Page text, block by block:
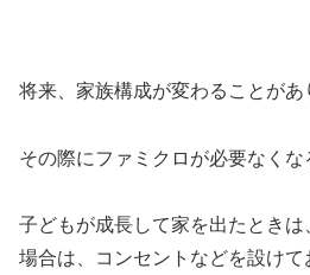
将来、家族構成が変わることがあ
その際にファミクロが必要なくな
子どもが成長して家を出たとき
場合は、コンセントなどを設け